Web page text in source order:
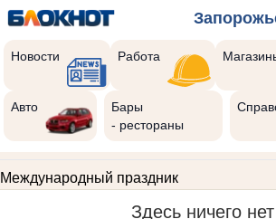
Новости Работа
Авто
Бары
- рестораны
Международный праздник
Здесь ничего нет